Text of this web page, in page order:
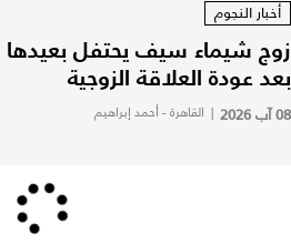
أخبار النجوم
زوج شيماء سيف يحتفل بعيدها
بعد عودة العلاقة الزوجية
08 آب 2026 | القاهرة - أحمد إبراهيم